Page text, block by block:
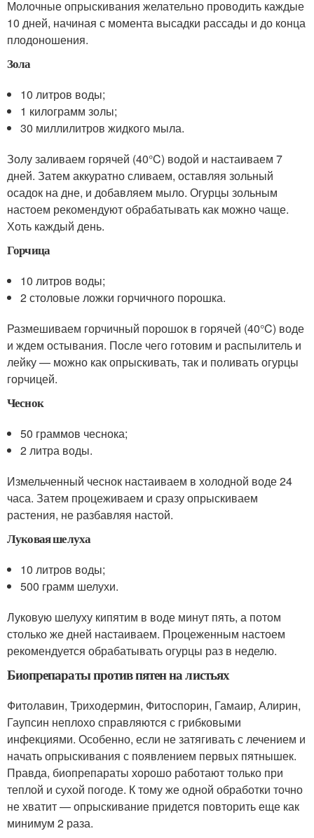
Молочные опрыскивания желательно проводить каждые
10 дней, начиная с момента высадки рассады и до конца
плодоношения.
Зола
10 литров воды;
1 килограмм золы;
30 миллилитров жидкого мыла.
Золу заливаем горячей (40°C) водой и настаиваем 7
дней. Затем аккуратно сливаем, оставляя зольный
осадок на дне, и добавляем мыло. Огурцы зольным
настоем рекомендуют обрабатывать как можно чаще.
Хоть каждый день.
Горчица
10 литров воды;
2 столовые ложки горчичного порошка.
Размешиваем горчичный порошок в горячей (40°C) воде
и ждем остывания. После чего готовим и распылитель и
лейку — можно как опрыскивать, так и поливать огурцы
горчицей.
Чеснок
50 граммов чеснока;
2 литра воды.
Измельченный чеснок настаиваем в холодной воде 24
часа. Затем процеживаем и сразу опрыскиваем
растения, не разбавляя настой.
Луковая шелуха
10 литров воды;
500 грамм шелухи.
Луковую шелуху кипятим в воде минут пять, а потом
столько же дней настаиваем. Процеженным настоем
рекомендуется обрабатывать огурцы раз в неделю.
Биопрепараты против пятен на листьях
Фитолавин, Триходермин, Фитоспорин, Гамаир, Алирин,
Гаупсин неплохо справляются с грибковыми
инфекциями. Особенно, если не затягивать с лечением и
начать опрыскивания с появлением первых пятнышек.
Правда, биопрепараты хорошо работают только при
теплой и сухой погоде. К тому же одной обработки точно
не хватит — опрыскивание придется повторить еще как
минимум 2 раза.